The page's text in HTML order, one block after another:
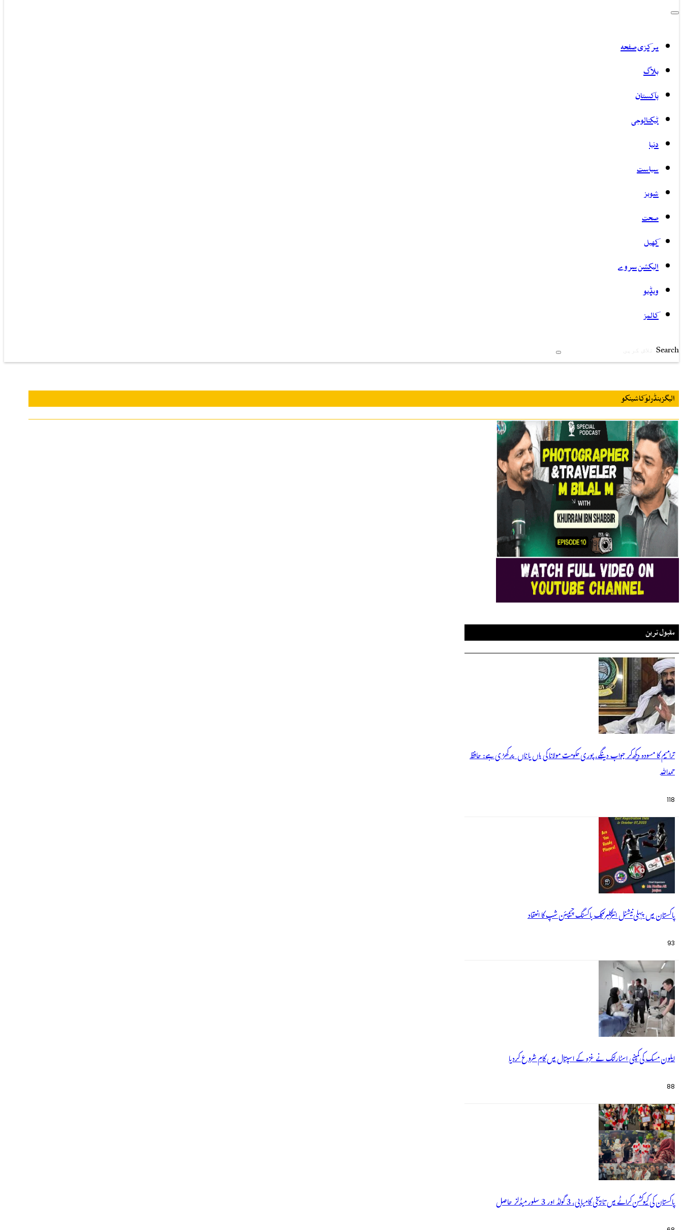
مرکزی صفحہ
بلاگ
پاکستان
ٹیکنالوجی
دنیا
سیاست
شوبز
صحت
کھیل
الیکشن سروے
ویڈیو
کالمز
Search
الیگزینڈرلوکاشینکو
مقبول ترین
ترامیم کا مسودہ دیکھ کر جواب دینگے، پوری حکومت مولانا کی ہاں یا ناں پر کھڑی ہے: حافظ
حمداللہ
118
پاکستان میں پہلی نیشنل انٹرکلبز کک باکسنگ چیمپئن شپ کا انعقاد
93
ایلون مسک کی کمپنی اسٹارلنک نے غزہ کے اسپتال میں کام شروع کردیا
88
پاکستان کی کیوکشن کراٹے میں تاریخی کامیابی، 3 گولڈ اور 3 سلور میڈلز حاصل